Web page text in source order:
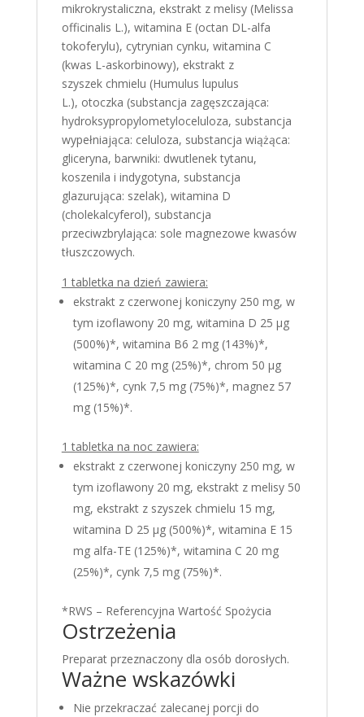
mikrokrystaliczna, ekstrakt z melisy (Melissa
officinalis L.), witamina E (octan DL-alfa
tokoferylu), cytrynian cynku, witamina C
(kwas L-askorbinowy), ekstrakt z
szyszek chmielu (Humulus lupulus
L.), otoczka (substancja zagęszczająca:
hydroksypropylometyloceluloza, substancja
wypełniająca: celuloza, substancja wiążąca:
gliceryna, barwniki: dwutlenek tytanu,
koszenila i indygotyna, substancja
glazurująca: szelak), witamina D
(cholekalcyferol), substancja
przeciwzbrylająca: sole magnezowe kwasów
tłuszczowych.
1 tabletka na dzień zawiera:
ekstrakt z czerwonej koniczyny 250 mg, w
tym izoflawony 20 mg, witamina D 25 µg
(500%)*, witamina B6 2 mg (143%)*,
witamina C 20 mg (25%)*, chrom 50 µg
(125%)*, cynk 7,5 mg (75%)*, magnez 57
mg (15%)*.
1 tabletka na noc zawiera:
ekstrakt z czerwonej koniczyny 250 mg, w
tym izoflawony 20 mg, ekstrakt z melisy 50
mg, ekstrakt z szyszek chmielu 15 mg,
witamina D 25 µg (500%)*, witamina E 15
mg alfa-TE (125%)*, witamina C 20 mg
(25%)*, cynk 7,5 mg (75%)*.
*RWS – Referencyjna Wartość Spożycia
Ostrzeżenia
Preparat przeznaczony dla osób dorosłych.
Ważne wskazówki
Nie przekraczać zalecanej porcji do